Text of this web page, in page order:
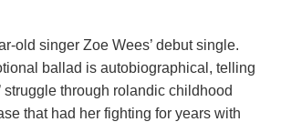
old singer Zoe Wees’ debut single.
ballad is autobiographical, telling
struggle through rolandic childhood
that had her fighting for years with